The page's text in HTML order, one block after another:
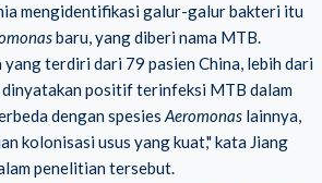
mengidentifikasi galur-galur bakteri itu
baru, yang diberi nama MTB.
yang terdiri dari 79 pasien China, lebih dari
positif terinfeksi MTB dalam
dengan spesies Aeromonas lainnya,
kolonisasi usus yang kuat," kata Jiang
penelitian tersebut.